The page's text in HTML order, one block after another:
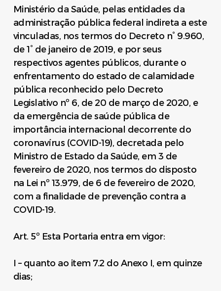
Ministério da Saúde, pelas entidades da
administração pública federal indireta a este
vinculadas, nos termos do Decreto n° 9.960,
de 1° de janeiro de 2019, e por seus
respectivos agentes públicos, durante o
enfrentamento do estado de calamidade
pública reconhecido pelo Decreto
Legislativo nº 6, de 20 de março de 2020, e
da emergência de saúde pública de
importância internacional decorrente do
coronavírus (COVID-19), decretada pelo
Ministro de Estado da Saúde, em 3 de
fevereiro de 2020, nos termos do disposto
na Lei nº 13.979, de 6 de fevereiro de 2020,
com a finalidade de prevenção contra a
COVID-19.
Art. 5º Esta Portaria entra em vigor:
I – quanto ao item 7.2 do Anexo I, em quinze
dias;